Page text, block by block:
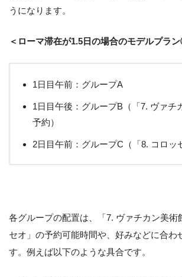
うになります。
＜ローマ滞在が1.5日の場合のモデルプラ
1日目午前：グループA
1日目午後：グループB（「7. ヴァチ
予約）
2日目午前：グループC（「8. コロッ
各グループの配置は、「7. ヴァチカン美術
セオ」の予約可能時間や、好みなどに合わ
す。例えば以下のような具合です。